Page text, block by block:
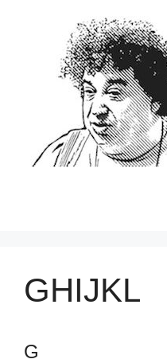
GHIJKL
G